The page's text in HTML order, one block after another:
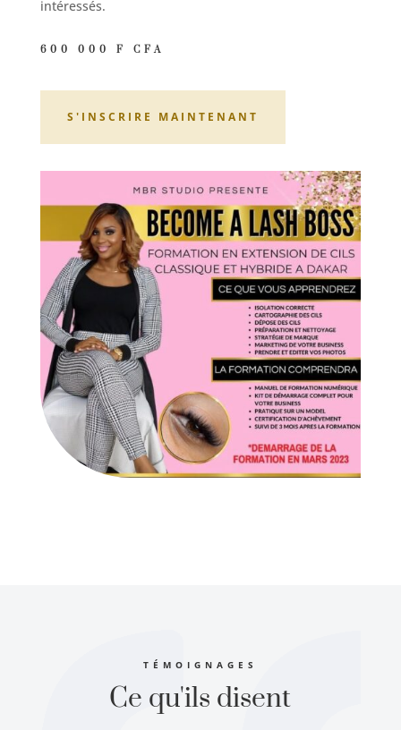
intéressés.
600 000 F CFA
S'INSCRIRE MAINTENANT
TÉMOIGNAGES
Ce qu'ils disent